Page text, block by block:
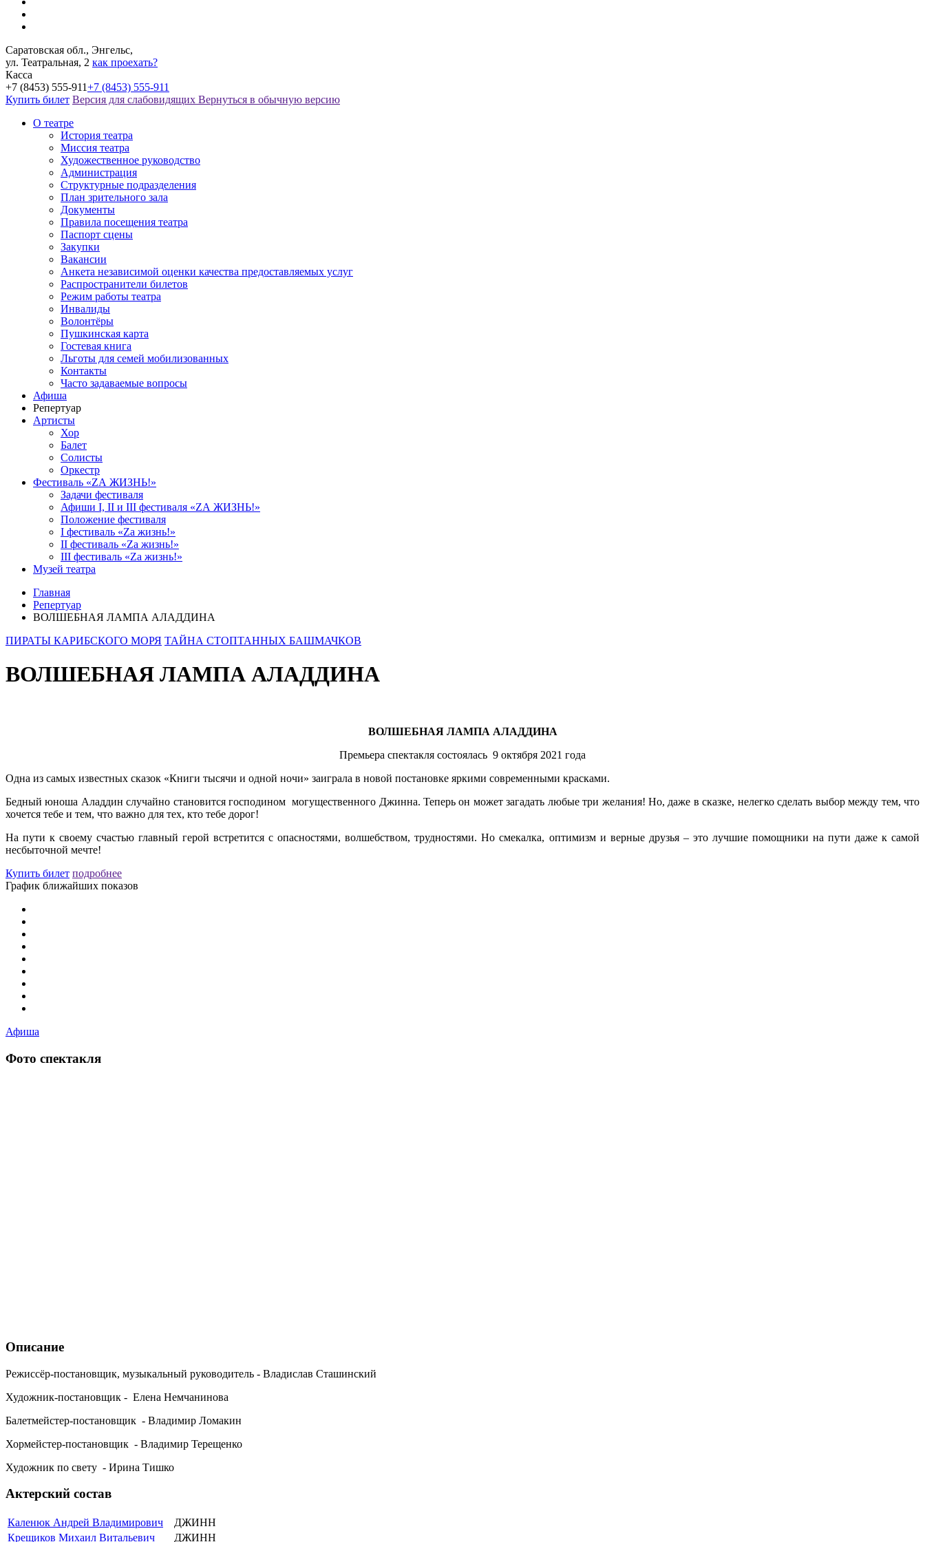
Саратовская обл., Энгельс,
ул. Театральная, 2 как проехать?
Касса
+7 (8453) 555-911+7 (8453) 555-911
Купить билет Версия для слабовидящих Вернуться в обычную версию
О театре
История театра
Миссия театра
Художественное руководство
Администрация
Структурные подразделения
План зрительного зала
Документы
Правила посещения театра
Паспорт сцены
Закупки
Вакансии
Анкета независимой оценки качества предоставляемых услуг
Распространители билетов
Режим работы театра
Инвалиды
Волонтёры
Пушкинская карта
Гостевая книга
Льготы для семей мобилизованных
Контакты
Часто задаваемые вопросы
Афиша
Репертуар
Артисты
Хор
Балет
Солисты
Оркестр
Фестиваль «ZА ЖИЗНЬ!»
Задачи фестиваля
Афиши I, II и III фестиваля «ZА ЖИЗНЬ!»
Положение фестиваля
I фестиваль «Zа жизнь!»
II фестиваль «Zа жизнь!»
III фестиваль «Zа жизнь!»
Музей театра
Главная
Репертуар
ВОЛШЕБНАЯ ЛАМПА АЛАДДИНА
ПИРАТЫ КАРИБСКОГО МОРЯ ТАЙНА СТОПТАННЫХ БАШМАЧКОВ
ВОЛШЕБНАЯ ЛАМПА АЛАДДИНА
ВОЛШЕБНАЯ ЛАМПА АЛАДДИНА
Премьера спектакля состоялась 9 октября 2021 года
Одна из самых известных сказок «Книги тысячи и одной ночи» заиграла в новой постановке яркими современными красками.
Бедный юноша Аладдин случайно становится господином могущественного Джинна. Теперь он может загадать любые три желания! Но, даже в сказке, нелегко сделать выбор между тем, что
хочется тебе и тем, что важно для тех, кто тебе дорог!
На пути к своему счастью главный герой встретится с опасностями, волшебством, трудностями. Но смекалка, оптимизм и верные друзья – это лучшие помощники на пути даже к самой
несбыточной мечте!
Купить билет подробнее
График ближайших показов
Афиша
Фото спектакля
Описание
Режиссёр-постановщик, музыкальный руководитель - Владислав Сташинский
Художник-постановщик - Елена Немчанинова
Балетмейстер-постановщик - Владимир Ломакин
Хормейстер-постановщик - Владимир Терещенко
Художник по свету - Ирина Тишко
Актерский состав
Каленюк Андрей Владимирович
ДЖИНН
Крещиков Михаил Витальевич
ДЖИНН